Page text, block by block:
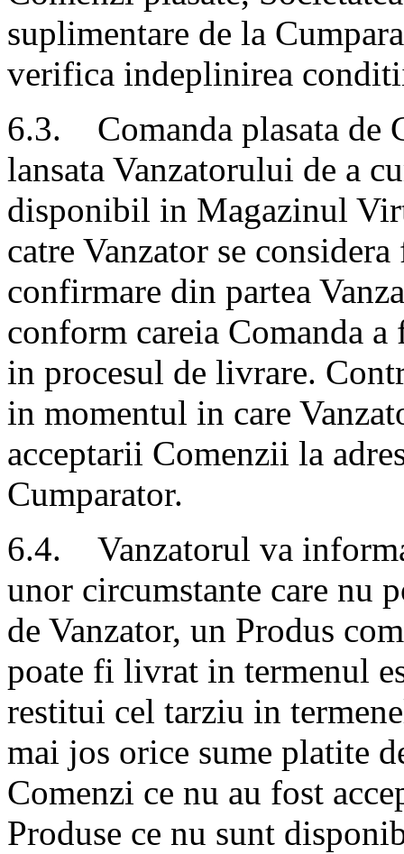
suplimentare de la
verifica indeplinirea
6.3. Comanda plasata de
lansata Vanzatorului de a
disponibil in Magazinul
catre Vanzator se
confirmare din partea
conform careia Comanda
in procesul de livrare.
in momentul in care
acceptarii Comenzii la
Cumparator.
6.4. Vanzatorul va
unor circumstante care nu
de Vanzator, un Produs
poate fi livrat in termenul
restitui cel tarziu in
mai jos orice sume platite
Comenzi ce nu au fost
Produse ce nu sunt